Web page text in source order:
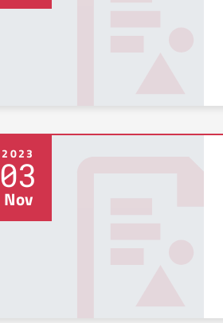
2023
03
Nov